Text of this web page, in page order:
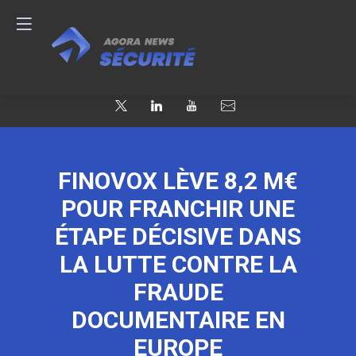
FINOVOX LÈVE 8,2 M€
POUR FRANCHIR UNE
ÉTAPE DÉCISIVE DANS
LA LUTTE CONTRE LA
FRAUDE
DOCUMENTAIRE EN
EUROPE